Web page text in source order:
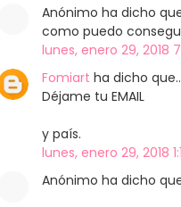
Anónimo ha dicho
como puedo
lunes, enero 29, 2018
Fomiart ha dicho
Déjame tu EMAIL
y país.
lunes, enero 29, 2018
Anónimo ha dicho